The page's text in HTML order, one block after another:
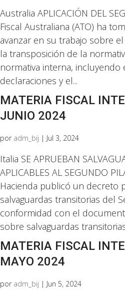
Australia APLICACIÓN DEL
Fiscal Australiana (ATO) ha
avanzar en su trabajo sobre
la transposición de la
normativa interna, incluyendo
declaraciones y el...
MATERIA FISCAL
JUNIO 2024
por adm_bij | Jul 3, 2024
Italia SE APRUEBAN
APLICABLES AL SEGUNDO
Hacienda publicó un decreto
salvaguardas transitorias del
conformidad con el
sobre salvaguardas
MATERIA FISCAL
MAYO 2024
por adm_bij | Jun 5, 2024